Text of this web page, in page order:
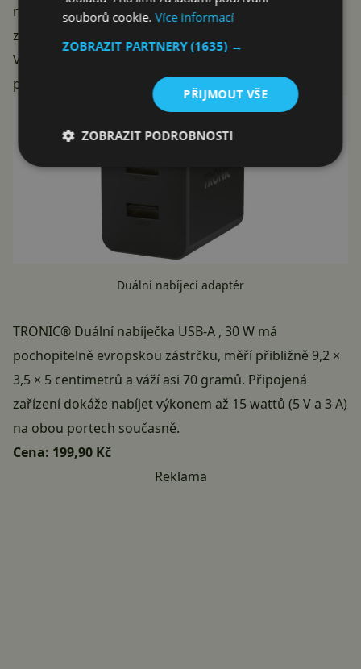
nabízejí adaptér se dvěma porty USB-A, což logicky
znamená, že z něj lze nabíjet dvě zařízení současně.
Volit lze mezi černým, nebo bílým barevným
provedením.
Duální nabíjecí adaptér
TRONIC® Duální nabíječka USB-A , 30 W má
pochopitelně evropskou zástrčku, měří přibližně 9,2 ×
3,5 × 5 centimetrů a váží asi 70 gramů. Připojená
zařízení dokáže nabíjet výkonem až 15 wattů (5 V a 3 A)
na obou portech současně.
Cena: 199,90 Kč
Reklama
souborů cookie.Více informací
ZOBRAZIT PARTNERY(1635) →
PŘIJMOUT VŠE
ZOBRAZIT PODROBNOSTI